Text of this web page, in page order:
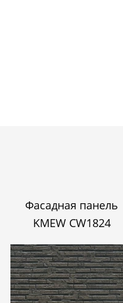
Фасадная панель
KMEW CW1824